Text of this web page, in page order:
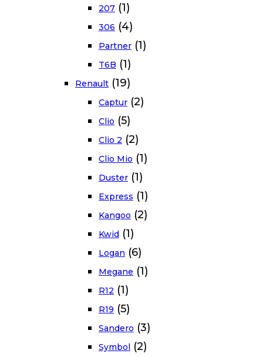
207 (1)
306 (4)
Partner (1)
T6B (1)
Renault (19)
Captur (2)
Clio (5)
Clio 2 (2)
Clio Mio (1)
Duster (1)
Express (1)
Kangoo (2)
Kwid (1)
Logan (6)
Megane (1)
R12 (1)
R19 (5)
Sandero (3)
Symbol (2)